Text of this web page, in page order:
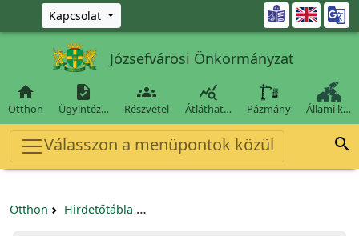
Ugrás a fő tartalomra
Kapcsolat 
Józsefvárosi Önkormányzat

Otthon

Ügyintéz…

Részvétel

Átláthat… Pázmány Állami k…
Válasszon a menüpontok közül 
Otthon Hirdetőtábla